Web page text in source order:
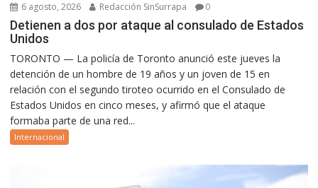
6 agosto, 2026 Redacción SinSurrapa 0
Detienen a dos por ataque al consulado de Estados
Unidos
TORONTO — La policía de Toronto anunció este jueves la
detención de un hombre de 19 años y un joven de 15 en
relación con el segundo tiroteo ocurrido en el Consulado de
Estados Unidos en cinco meses, y afirmó que el ataque
formaba parte de una red...
Internacional